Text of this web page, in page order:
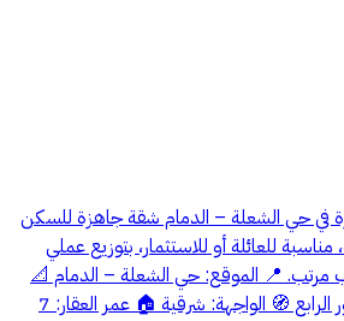
حي الشعلة – الدمام شقة جاهزة للسكن
للعائلة أو للاستثمار، بتوزيع عملي
📍 الموقع: حي الشعلة – الدمام 📐
المساحة: 104 م² 🏢 الدور الرابع 🧭 الواجهة: شرقية 🏠 عمر العقار: 7